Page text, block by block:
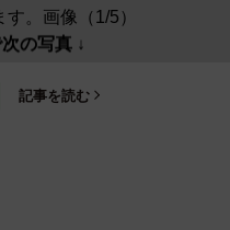
。画像（1/5）
の写真 ↓
記事を読む